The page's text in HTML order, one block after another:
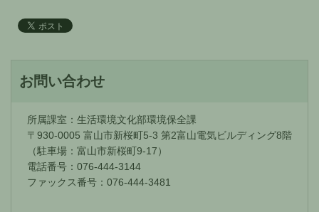
お問い合わせ
所属課室：生活環境文化部環境保全課
〒930-0005 富山市新桜町5-3 第2富山電気ビルディング8階
（駐車場：富山市新桜町9-17）
電話番号：076-444-3144
ファックス番号：076-444-3481